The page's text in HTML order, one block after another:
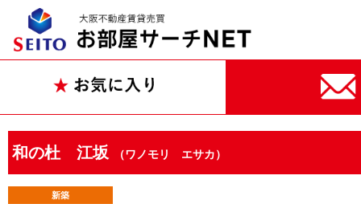
和の杜 江坂 （ワノモリ エサカ）
新築